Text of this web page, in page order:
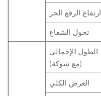
ارتفاع الرفع الحر
تحول الشعاع
الطول الإجمالي
(مع شوكة)
العرض الكلي